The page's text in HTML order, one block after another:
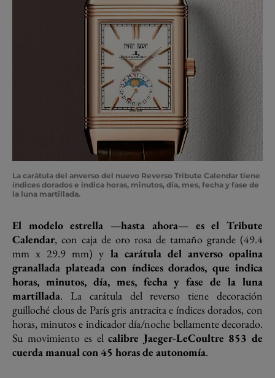
La carátula del anverso del nuevo Reverso Tribute Calendar tiene
índices dorados e indica horas, minutos, día, mes, fecha y fase de
la luna martillada.
El modelo estrella —hasta ahora— es el Tribute
Calendar, con caja de oro rosa de tamaño grande (49.4
mm x 29.9 mm) y la carátula del anverso opalina
granallada plateada con índices dorados, que indica
horas, minutos, día, mes, fecha y fase de la luna
martillada. La carátula del reverso tiene decoración
guilloché clous de París gris antracita e índices dorados, con
horas, minutos e indicador día/noche bellamente decorado.
Su movimiento es elcalibre Jaeger-LeCoultre 853 de
cuerda manual con 45 horas de autonomía.